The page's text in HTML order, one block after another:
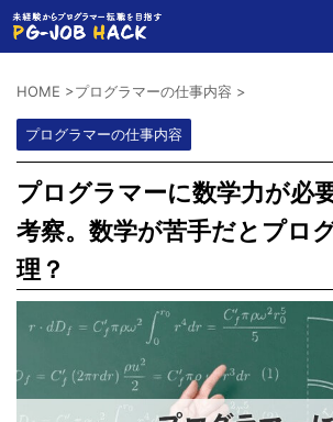
HOME >プログラマーの仕事内容 >
プログラマーの仕事内容
プログラマーに数学力が必
考察。数学が苦手だとプロ
理？